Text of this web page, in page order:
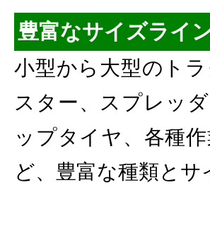
豊富なサイズライ
小型から大型のト
スター、スプレッ
ップタイヤ、各種
ど、豊富な種類と